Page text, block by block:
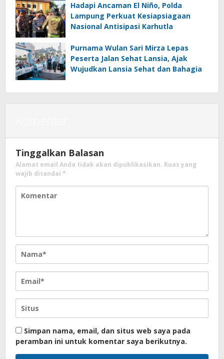
Hadapi Ancaman El Niño, Polda
Lampung Perkuat Kesiapsiagaan
Nasional Antisipasi Karhutla
Purnama Wulan Sari Mirza Lepas
Peserta Jalan Sehat Lansia, Ajak
Wujudkan Lansia Sehat dan Bahagia
Tinggalkan Balasan
Alamat email Anda tidak akan dipublikasikan. Ruas yang
wajib ditandai *
Simpan nama, email, dan situs web saya pada
peramban ini untuk komentar saya berikutnya.